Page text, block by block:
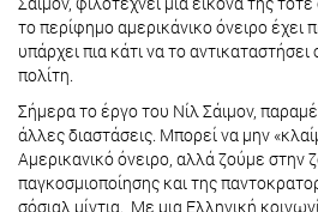
το περίφημο αμερικάνικο όνειρο έχει
υπάρχει πια κάτι να το
πολίτη.
Σήμερα το έργο του Νίλ Σάιμον,
άλλες διαστάσεις. Μπορεί να μην
Αμερικανικό όνειρο, αλλά ζούμε στην
παγκοσμιοποίησης και της
σόσιαλ μίντια. Με μια Ελληνική